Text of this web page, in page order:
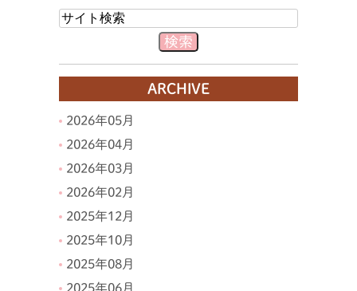
ARCHIVE
2026年05月
2026年04月
2026年03月
2026年02月
2025年12月
2025年10月
2025年08月
2025年06月